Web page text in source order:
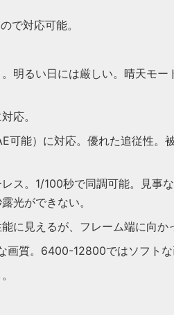
で対応可能。
。明るい日には厳しい。晴天モー
応。
可能）に対応。優れた追従性。
ス。1/100秒で同調可能。見事
光ができない。
に見えるが、フレーム端に向か
画質。6400-12800ではソフトな